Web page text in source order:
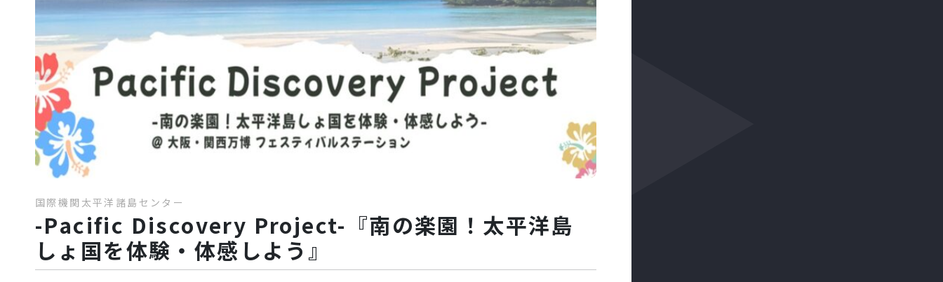
国際機関太平洋諸島センター
-Pacific Discovery Project-『南の楽園！太平洋島
しょ国を体験・体感しよう』